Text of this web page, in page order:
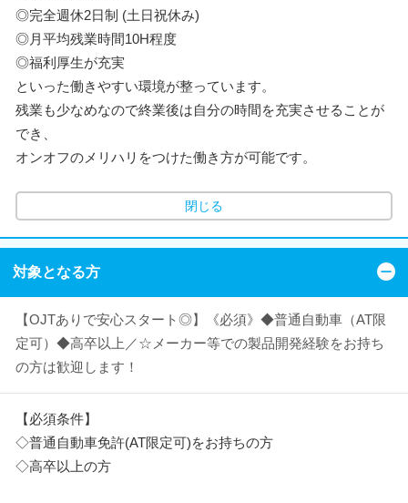
◎完全週休2日制 (土日祝休み)
◎月平均残業時間10H程度
◎福利厚生が充実
といった働きやすい環境が整っています。
残業も少なめなので終業後は自分の時間を充実させることが
でき、
オンオフのメリハリをつけた働き方が可能です。
閉じる
対象となる方
【OJTありで安心スタート◎】《必須》◆普通自動車（AT限
定可）◆高卒以上／☆メーカー等での製品開発経験をお持ち
の方は歓迎します！
【必須条件】
◇普通自動車免許(AT限定可)をお持ちの方
◇高卒以上の方